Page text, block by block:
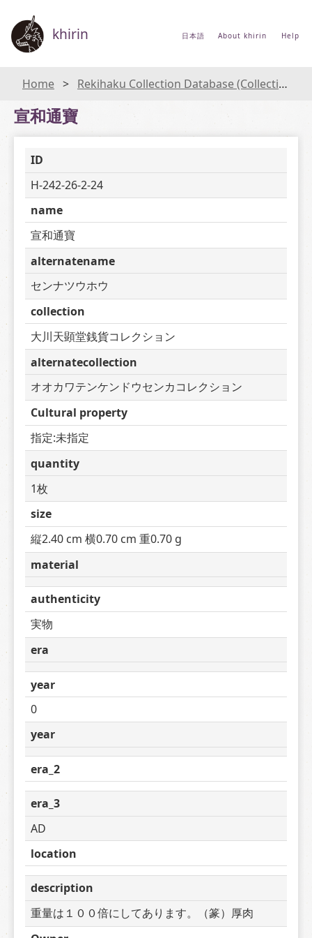
khirin 日本語 About khirin Help
Home Rekihaku Collection Database (Collections Database of the National Museum of Japanese History)
宣和通寶
ID
H-242-26-2-24
name
宣和通寶
alternatename
センナツウホウ
collection
大川天顕堂銭貨コレクション
alternatecollection
オオカワテンケンドウセンカコレクション
Cultural property
指定:未指定
quantity
1枚
size
縦2.40 cm 横0.70 cm 重0.70 g
material
authenticity
実物
era
year
0
year
era_2
era_3
AD
location
description
重量は１００倍にしてあります。（篆）厚肉